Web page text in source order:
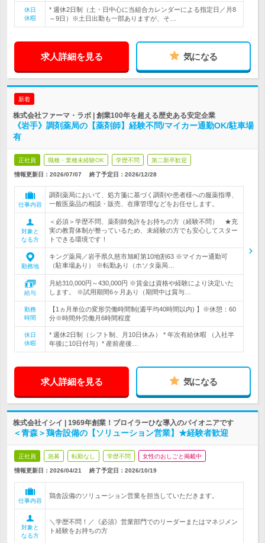
休日
休暇
* 週休2日制（土・日中心に当組合カレンダーによる指定日／月8
～9日）※土日出勤も一部ありますが、そ…
求人詳細を見る 気になる
新着
株式会社ファーマ・ラボ | 創業100年を超える歴史ある安定企業
《岩手》調剤薬局の【薬剤師】経験不問/マイカー通勤OK/駐車場
有
正社員 職種・業種未経験OK 学歴不問 第二新卒歓迎
情報更新日：2026/07/07 終了予定日： 2026/12/28
仕事内容
調剤薬局において、処方箋に基づく調剤や患者様への服薬指導、
一般医薬品の相談・販売、在庫管理などをお任せします。
対象と
なる方
＜必須＞学歴不問、薬剤師免許をお持ちの方（経験不問） ★充
実の教育体制が整っているため、未経験の方でも安心してスター
トできる環境です！
勤務地
キング薬局／岩手県久慈市旭町第10地割63 ※マイカー通勤可
（駐車場あり） ※転勤あり（ホソタ薬局…
給与
月給310,000円～430,000円 ※賃金は資格や経験により決定いた
します。 ※試用期間6ヶ月あり（期間中は賞与…
勤務
時間
【1ヵ月単位の変形労働時間制(週平均40時間以内) 】※休憩：60
分※時間外労働月6時間程度
休日
休暇
* 週休2日制（シフト制、月10日休み） * 年次有給休暇 （入社半
年後に10日付与）* 産前産後…
求人詳細を見る 気になる
株式会社イシイ | 1969年創業！ブロイラーひな導入のパイオニアです
＜青森＞鶏舎設備の【ソリューション営業】★経験者歓迎
正社員 急募 転勤なし 学歴不問 女性のおしごと掲載中
情報更新日：2026/04/21 終了予定日： 2026/10/19
仕事内容
鶏舎設備のソリューション営業を担当していただきます。
対象と
なる方
＼学歴不問！／《必須》営業部門でのリーダーまたはマネジメン
ト経験をお持ちの方